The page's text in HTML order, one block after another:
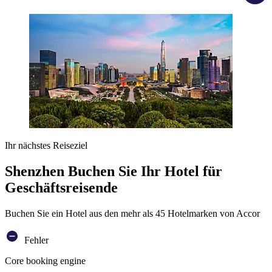
Ihr nächstes Reiseziel
Shenzhen Buchen Sie Ihr Hotel für
Geschäftsreisende
Buchen Sie ein Hotel aus den mehr als 45 Hotelmarken von Accor
Fehler
Core booking engine